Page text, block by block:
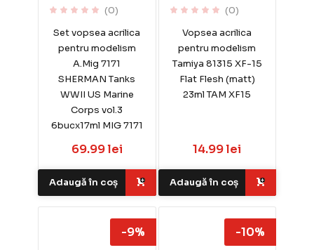
(0)
Set vopsea acrilica
pentru modelism
A.Mig 7171
SHERMAN Tanks
WWII US Marine
Corps vol.3
6bucx17ml MIG 7171
69.99 lei
Adaugă în coș
(0)
Vopsea acrilica
pentru modelism
Tamiya 81315 XF-15
Flat Flesh (matt)
23ml TAM XF15
14.99 lei
Adaugă în coș
-9% -10%